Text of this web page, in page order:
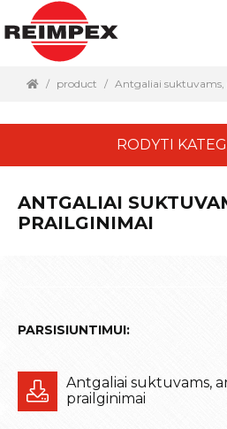
product Antgaliai
RODYTI
ANTGALIAI
PRAILGINIMAI
PARSISIUNTIMUI:
Antgaliai suktuvams,
prailginimai